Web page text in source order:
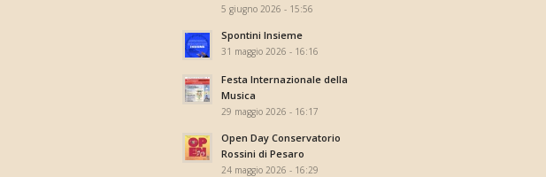
5 giugno 2026 - 15:56
Spontini Insieme
31 maggio 2026 - 16:16
Festa Internazionale della
Musica
29 maggio 2026 - 16:17
Open Day Conservatorio
Rossini di Pesaro
24 maggio 2026 - 16:29